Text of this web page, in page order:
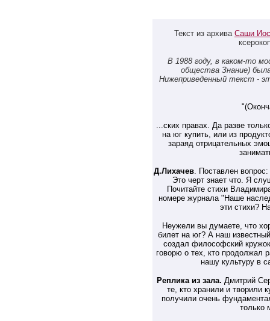
Текст из архива Саши
В 1988 году, в каком-то
общества Знание)
Нижеприведенный текст -
...ских правах. Да разве
на юг купить, или из
зараяд отрицательных
Д.Лихачев. Поставлен вопрос:
Это черт знает что. Я
Почитайте стихи
номере журнала "Наше
эти стихи?
Неужели вы думаете, что
билет на юг? А наш
создал философский
говорю о тех, кто продолжал
нашу культуру в
Реплика из зала. Дмитрий
те, кто хранили и творили
получили очень
только